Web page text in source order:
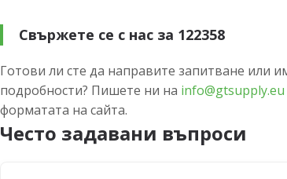
Свържете се с нас за 122358
Готови ли сте да направите запитване или
подробности? Пишете ни на info@gtsupply.eu
форматата на сайта.
Често задавани въпроси